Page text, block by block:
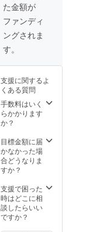
た金額が
ファンディ
ングされま
す。
支援に関するよ
くある質問
手数料はいく
らかかります
か？
目標金額に届
かなかった場
合どうなりま
すか？
支援で困った
時はどこに相
談したらいい
ですか？